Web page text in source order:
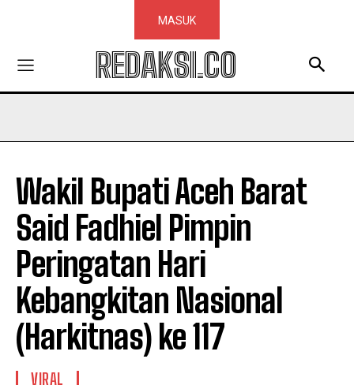
MASUK
REDAKSI.CO
Wakil Bupati Aceh Barat
Said Fadhiel Pimpin
Peringatan Hari
Kebangkitan Nasional
(Harkitnas) ke 117
VIRAL